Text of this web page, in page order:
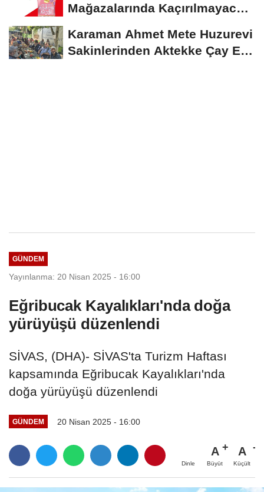
Mağazalarında Kaçırılmayacak
Karaman Ahmet Mete Huzurevi
Sakinlerinden Aktekke Çay Evi
GÜNDEM
Yayınlanma: 20 Nisan 2025 - 16:00
Eğribucak Kayalıkları'nda doğa
yürüyüşü düzenlendi
SİVAS, (DHA)- SİVAS'ta Turizm Haftası
kapsamında Eğribucak Kayalıkları'nda
doğa yürüyüşü düzenlendi
GÜNDEM 20 Nisan 2025 - 16:00
Dinle
A
Büyüt
A
Küçült